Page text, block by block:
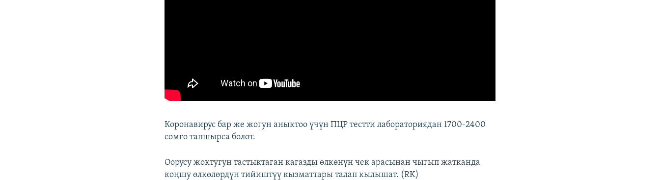
Коронавирус бар же жогун аныктоо үчүн ПЦР тестти лабораториядан 1700-2400
сомго тапшырса болот.
Оорусу жоктугун тастыктаган кагазды өлкөнүн чек арасынан чыгып жатканда
коңшу өлкөлөрдүн тийиштүү кызматтары талап кылышат. (RK)